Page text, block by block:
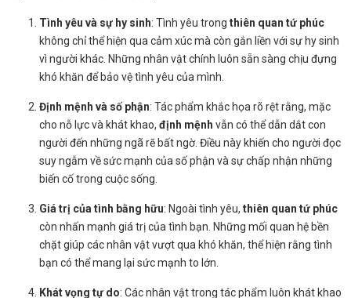
Tình yêu và sự hy sinh: Tình yêu trong thiên quan tứ phúc
không chỉ thể hiện qua cảm xúc mà còn gắn liền với sự hy sinh
vì người khác. Những nhân vật chính luôn sẵn sàng chịu đựng
khó khăn để bảo vệ tình yêu của mình.
Định mệnh và số phận: Tác phẩm khắc họa rõ rệt rằng, mặc
cho nỗ lực và khát khao, định mệnh vẫn có thể dẫn dắt con
người đến những ngã rẽ bất ngờ. Điều này khiến cho người đọc
suy ngẫm về sức mạnh của số phận và sự chấp nhận những
biến cố trong cuộc sống.
Giá trị của tình bằng hữu: Ngoài tình yêu, thiên quan tứ phúc
còn nhấn mạnh giá trị của tình bạn. Những mối quan hệ bền
chặt giúp các nhân vật vượt qua khó khăn, thể hiện rằng tình
bạn có thể mang lại sức mạnh to lớn.
Khát vọng tự do: Các nhân vật trong tác phẩm luôn khát khao